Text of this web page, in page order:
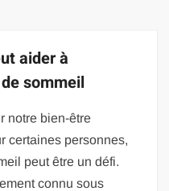
aider à
sommeil
notre bien-être
certaines personnes,
peut être un défi.
connu sous